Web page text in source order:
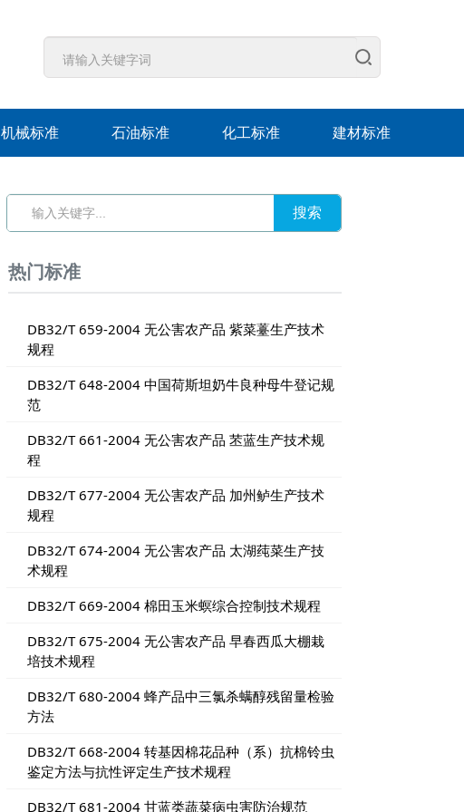
机械标准 石油标准 化工标准 建材标准
热门标准
DB32/T 659-2004 无公害农产品 紫菜薹生产技术
规程
DB32/T 648-2004 中国荷斯坦奶牛良种母牛登记规
范
DB32/T 661-2004 无公害农产品 苤蓝生产技术规
程
DB32/T 677-2004 无公害农产品 加州鲈生产技术
规程
DB32/T 674-2004 无公害农产品 太湖莼菜生产技
术规程
DB32/T 669-2004 棉田玉米螟综合控制技术规程
DB32/T 675-2004 无公害农产品 早春西瓜大棚栽
培技术规程
DB32/T 680-2004 蜂产品中三氯杀螨醇残留量检验
方法
DB32/T 668-2004 转基因棉花品种（系）抗棉铃虫
鉴定方法与抗性评定生产技术规程
DB32/T 681-2004 甘蓝类蔬菜病虫害防治规范